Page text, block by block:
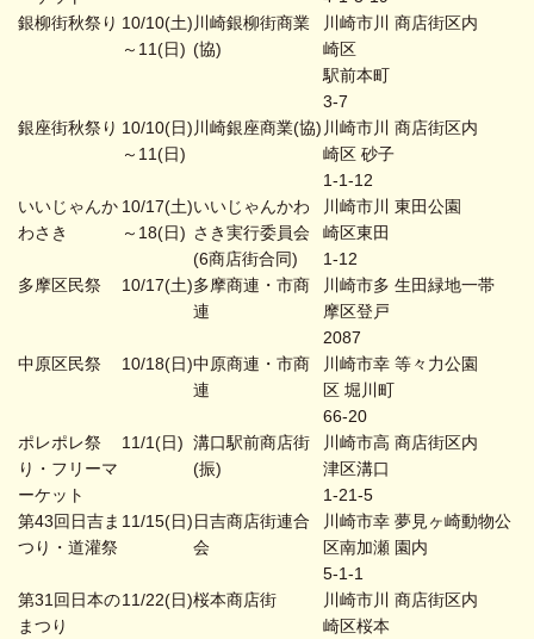
銀柳街秋祭り 10/10(土)
～11(日)
川崎銀柳街商業
(協)
川崎市川
崎区
駅前本町
3-7
商店街区内
銀座街秋祭り 10/10(日)
～11(日)
川崎銀座商業(協) 川崎市川
崎区 砂子
1-1-12
商店街区内
いいじゃんか
わさき
10/17(土)
～18(日)
いいじゃんかわ
さき実行委員会
(6商店街合同)
川崎市川
崎区東田
1-12
東田公園
多摩区民祭 10/17(土)多摩商連・市商
連
川崎市多
摩区登戸
2087
生田緑地一帯
中原区民祭 10/18(日)中原商連・市商
連
川崎市幸
区 堀川町
66-20
等々力公園
ポレポレ祭
り・フリーマ
ーケット
11/1(日) 溝口駅前商店街
(振)
川崎市高
津区溝口
1-21-5
商店街区内
第43回日吉ま
つり・道灌祭
11/15(日)日吉商店街連合
会
川崎市幸
区南加瀬
5-1-1
夢見ヶ崎動物公
園内
第31回日本の
まつり
11/22(日)桜本商店街
川崎市川
崎区桜本
商店街区内